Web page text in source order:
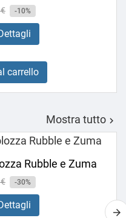
-10%
carrello
Mostra tutto 
Rubble e Zuma
-30%